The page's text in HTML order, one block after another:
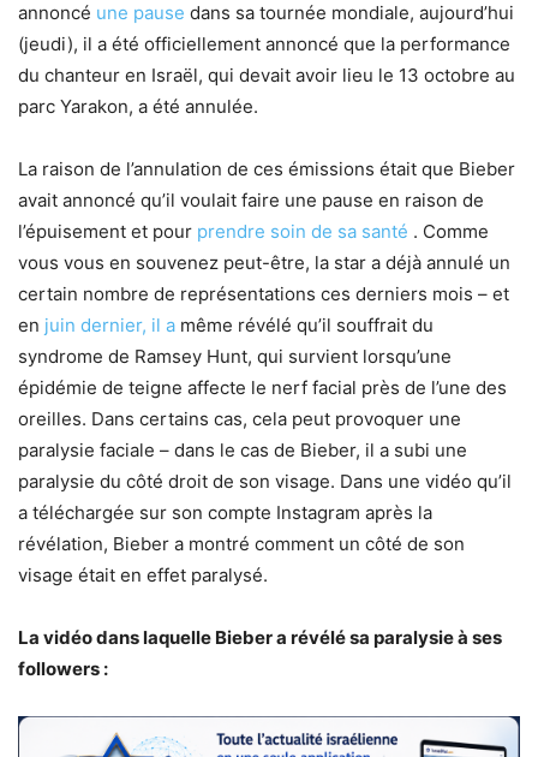
annoncé une pause dans sa tournée mondiale, aujourd’hui
(jeudi), il a été officiellement annoncé que la performance
du chanteur en Israël, qui devait avoir lieu le 13 octobre au
parc Yarakon, a été annulée.
La raison de l’annulation de ces émissions était que Bieber
avait annoncé qu’il voulait faire une pause en raison de
l’épuisement et pour prendre soin de sa santé . Comme
vous vous en souvenez peut-être, la star a déjà annulé un
certain nombre de représentations ces derniers mois – et
en juin dernier, il a même révélé qu’il souffrait du
syndrome de Ramsey Hunt, qui survient lorsqu’une
épidémie de teigne affecte le nerf facial près de l’une des
oreilles. Dans certains cas, cela peut provoquer une
paralysie faciale – dans le cas de Bieber, il a subi une
paralysie du côté droit de son visage. Dans une vidéo qu’il
a téléchargée sur son compte Instagram après la
révélation, Bieber a montré comment un côté de son
visage était en effet paralysé.
La vidéo dans laquelle Bieber a révélé sa paralysie à ses
followers :